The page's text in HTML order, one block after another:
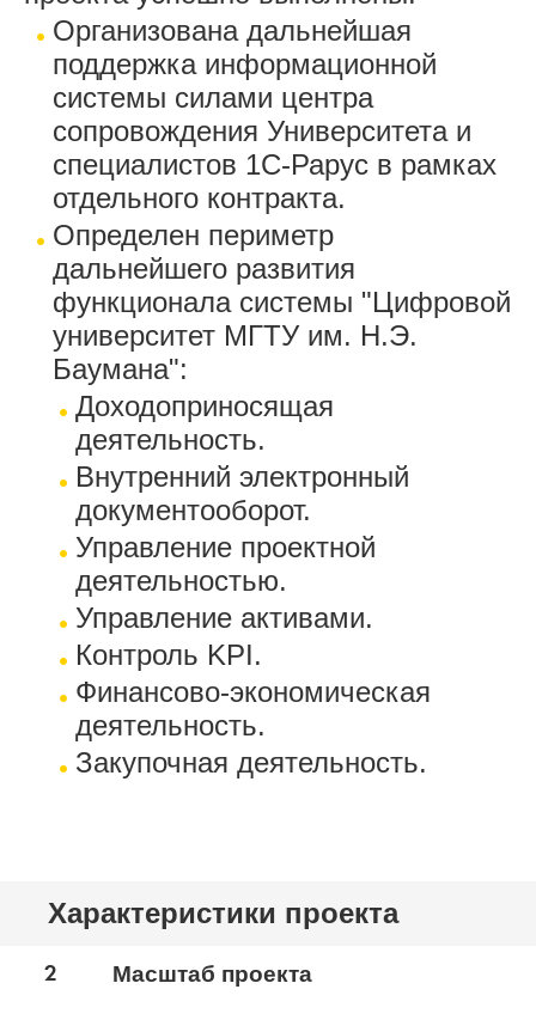
Организована дальнейшая
поддержка информационной
системы силами центра
сопровождения Университета и
специалистов 1С-Рарус в рамках
отдельного контракта.
Определен периметр
дальнейшего развития
функционала системы "Цифровой
университет МГТУ им. Н.Э.
Баумана":
Доходоприносящая
деятельность.
Внутренний электронный
документооборот.
Управление проектной
деятельностью.
Управление активами.
Контроль KPI.
Финансово-экономическая
деятельность.
Закупочная деятельность.
Характеристики проекта
2 Масштаб проекта